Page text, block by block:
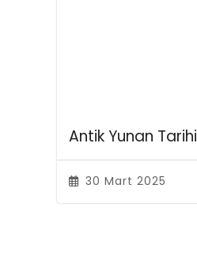
Antik Yunan Tarihi
30 Mart 2025